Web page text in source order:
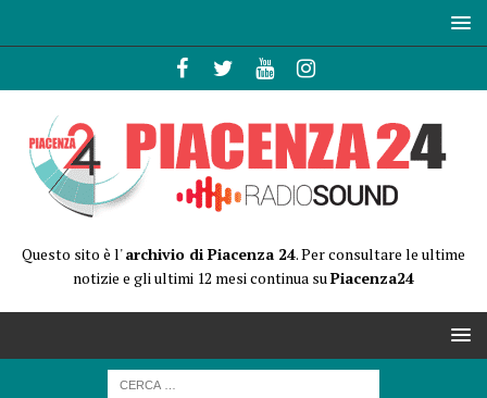
Questo sito è l'archivio di Piacenza 24. Per consultare le ultime
notizie e gli ultimi 12 mesi continua suPiacenza24